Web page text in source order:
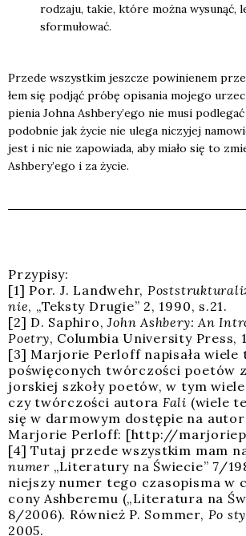
rodza­ju, takie, któ­re moż­na wysu­nąć,
sfor­mu­ło­wać.
Przede wszyst­kim jesz­cze powi­nie­nem
łem się pod­jąć pró­bę opi­sa­nia moje­go
pie­nia Joh­na Ashbery’ego nie musi
podob­nie jak życie nie ule­ga niczy­jej
jest i nic nie zapo­wia­da, aby mia­ło się to
Ashbery’ego i za życie.
Przy­pi­sy:
[1] Por. J. Lan­dwehr,
nie, „Tek­sty Dru­gie” 2, 1990, s.21.
[2] D. Saphi­ro,John Ash­be­ry: An
Poetry, Colum­bia Uni­ver­si­ty Press,
[3] Mar­jo­rie Per­loff napi­sa­ła wie­le
poświę­co­nych twór­czo­ści poetów
jor­skiej szko­ły poetów, w tym
czy twór­czo­ści auto­ra Fali (wie­le
się w dar­mo­wym dostę­pie na
Mar­jo­rie Per­loff: [http://
[4] Tutaj przede wszyst­kim mam
numer„Lite­ra­tu­ry na Świe­cie” 7/
niej­szy numer tego cza­so­pi­sma w
co­ny Ash­be­re­mu („Lite­ra­tu­ra na
8/2006). Rów­nież P. Som­mer, Po
2005.